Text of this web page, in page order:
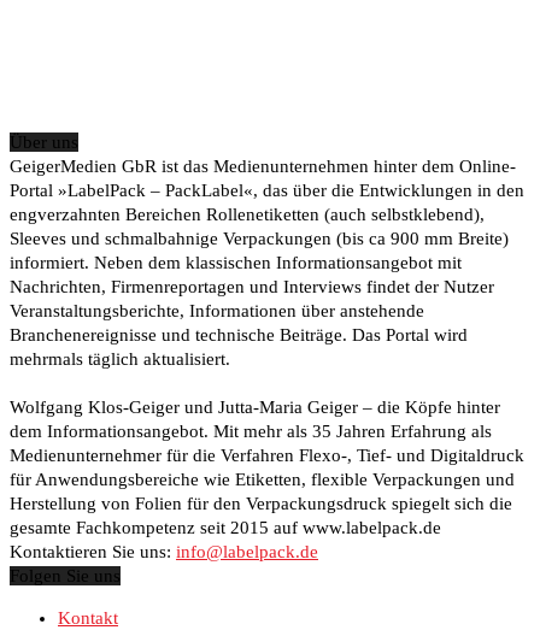
Über uns
GeigerMedien GbR ist das Medienunternehmen hinter dem Online-
Portal »LabelPack – PackLabel«, das über die Entwicklungen in den
engverzahnten Bereichen Rollenetiketten (auch selbstklebend),
Sleeves und schmalbahnige Verpackungen (bis ca 900 mm Breite)
informiert. Neben dem klassischen Informationsangebot mit
Nachrichten, Firmenreportagen und Interviews findet der Nutzer
Veranstaltungsberichte, Informationen über anstehende
Branchenereignisse und technische Beiträge. Das Portal wird
mehrmals täglich aktualisiert.
Wolfgang Klos-Geiger und Jutta-Maria Geiger – die Köpfe hinter
dem Informationsangebot. Mit mehr als 35 Jahren Erfahrung als
Medienunternehmer für die Verfahren Flexo-, Tief- und Digitaldruck
für Anwendungsbereiche wie Etiketten, flexible Verpackungen und
Herstellung von Folien für den Verpackungsdruck spiegelt sich die
gesamte Fachkompetenz seit 2015 auf www.labelpack.de
Kontaktieren Sie uns: info@labelpack.de
Folgen Sie uns
Kontakt